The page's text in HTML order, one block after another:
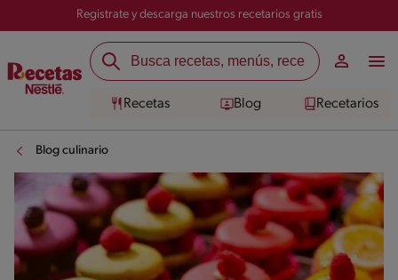
Registrate y descarga nuestros recetarios gratis
Recetas Blog Recetarios
Blog culinario